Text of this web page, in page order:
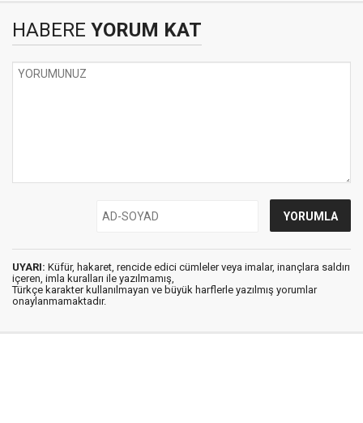
HABERE YORUM KAT
UYARI: Küfür, hakaret, rencide edici cümleler veya imalar, inançlara saldırı
içeren, imla kuralları ile yazılmamış,
Türkçe karakter kullanılmayan ve büyük harflerle yazılmış yorumlar
onaylanmamaktadır.